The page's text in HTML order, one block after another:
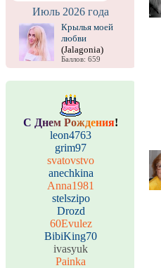
Июль 2026 года
Крылья моей
любви
(Jalagonia)
Баллов: 659
С Днем Рождения!
leon4763
grim97
svatovstvo
anechkina
Anna1981
stelszipo
Drozd
60Evulez
BibiKing70
ivasyuk
Painka